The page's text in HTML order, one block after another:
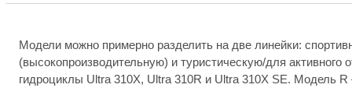
Модели можно примерно разделить на две линейки:
(высокопроизводительную) и туристическую/для активного
гидроциклы Ultra 310X, Ultra 310R и Ultra 310X SE. Модель